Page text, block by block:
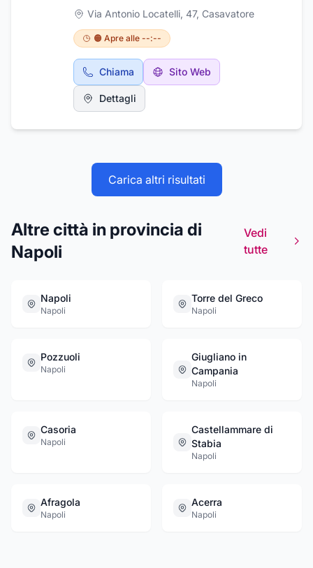
Con la giusta consulenza, e un FOCUS sui
tratti somatici avremo un HAIRPLAN adatto
alle tue esigenze. TI ASPETTIAMO PER
UN'ESPERIENZA DI BELLEZZA IN UN
AMBIENTE ACCOGLIENTE E RILASSANTE.
Coppola Concept si trova a Casavatore in Via
Antonio Locatelli, 47
Via Antonio Locatelli, 47, Casavatore
🟠 Apre alle --:--
Chiama Sito Web
Dettagli
Carica altri risultati
Altre città in provincia di
Napoli
Vedi
tutte
Napoli
Napoli
Torre del Greco
Napoli
Pozzuoli
Napoli
Giugliano in
Campania
Napoli
Casoria
Napoli
Castellammare di
Stabia
Napoli
Afragola
Napoli
Acerra
Napoli